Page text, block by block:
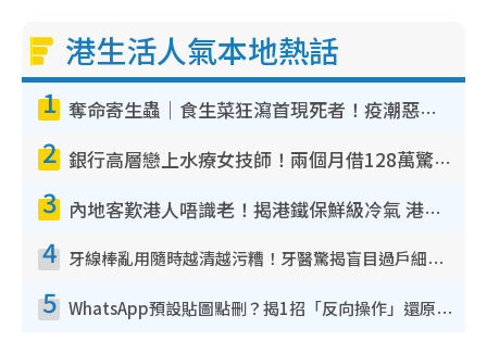
港生活人氣本地熱話
1 奪命寄生蟲｜食生菜狂瀉首現死者！疫潮惡化錄1.8萬宗病例 揭洗菜3大謬誤
2 銀行高層戀上水療女技師！兩個月借128萬驚覺「沉船」沉落火海 揭背後疑似邪教操控賣淫
3 內地客歎港人唔識老！揭港鐵保鮮級冷氣 港人求放過：咪投訴
4 牙線棒亂用隨時越清越污糟！牙醫驚揭盲目過戶細菌恐致蛀牙：呢種先係日常真保養
5 WhatsApp預設貼圖點刪？揭1招「反向操作」還原簡潔介面 附3步實測教學